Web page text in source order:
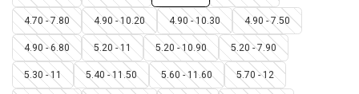
4.70 - 7.80 4.90 - 10.20 4.90 - 10.30 4.90 - 7.50
4.90 - 6.80 5.20 - 11 5.20 - 10.90 5.20 - 7.90
5.30 - 11 5.40 - 11.50 5.60 - 11.60 5.70 - 12